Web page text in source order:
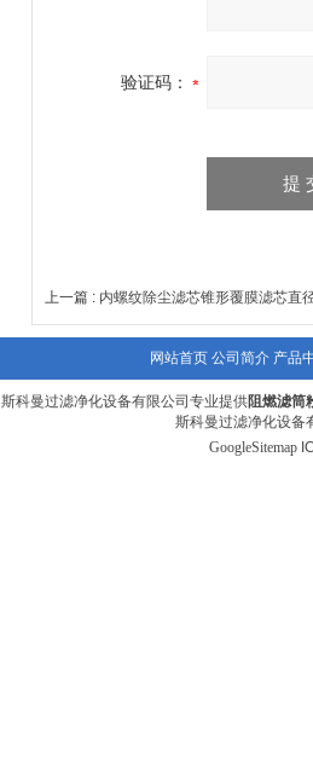
验证码：
上一篇 : 内螺纹除尘滤芯锥形覆膜滤芯直
网站首页 公司简介 产品
斯科曼过滤净化设备有限公司专业提供阻燃滤筒
斯科曼过滤净化设备
GoogleSitemap